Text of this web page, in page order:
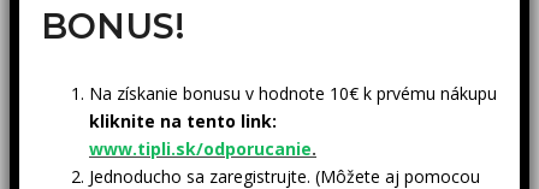
BONUS!
Na získanie bonusu v hodnote 10€ k prvému nákupu
kliknite na tento link:
www.tipli.sk/odporucanie.
Jednoducho sa zaregistrujte. (Môžete aj pomocou